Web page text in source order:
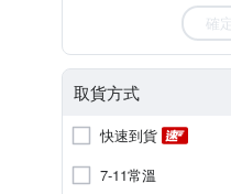
確定
取貨方式
快速到貨
7-11常溫